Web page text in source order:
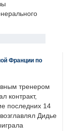
Франции по
тренером
контракт,
последних 14
Дидье